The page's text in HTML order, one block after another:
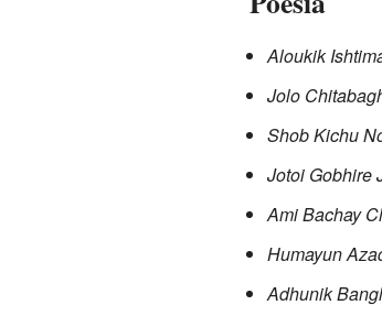
Aloukik
Jolo
Shob Kichu
Jotoi Gobhire
Ami Bachay
Humayun
Adhunik